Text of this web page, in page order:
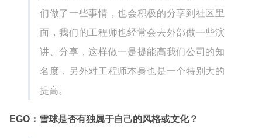
们做了一些事情，也会积极的分享到社区里
面，我们的工程师也经常会去外部做一些演
讲、分享，这样做一是提能高我们公司的知
名度，另外对工程师本身也是一个特别大的
提高。
EGO：雪球是否有独属于自己的风格或文化？